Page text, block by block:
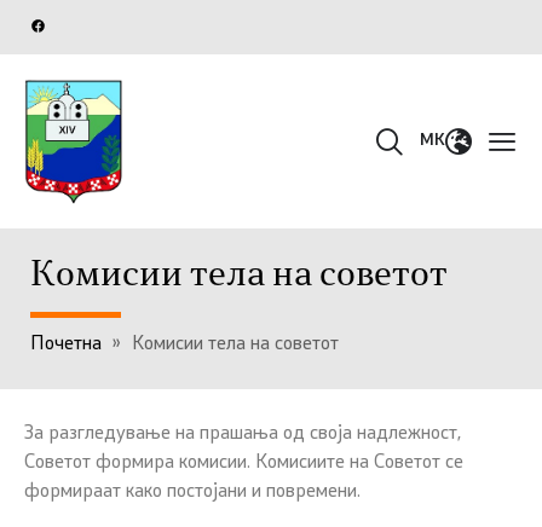
MK
Комисии тела на советот
Почетна » Комисии тела на советот
За разгледување на прашања од своја надлежност,
Советот формира комисии. Комисиите на Советот се
формираат како постојани и повремени.